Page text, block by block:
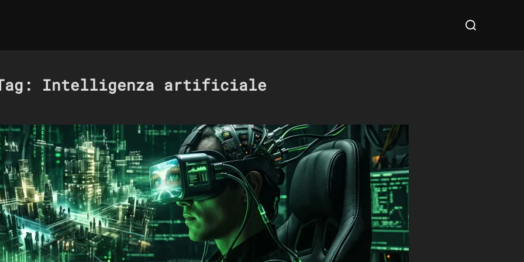
Cerca
per:
Intelligenza artificiale